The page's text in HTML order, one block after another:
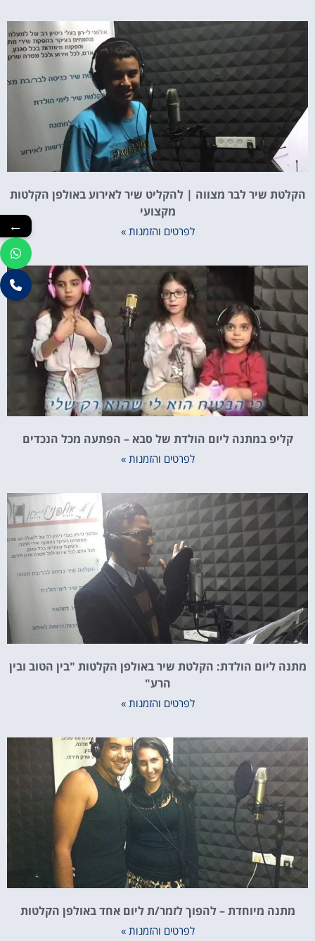
הקלטת שיר לבר מצווה | להקליט שיר לאירוע באולפן הקלטות
מקצועי
לפרטים והזמנות »
קליפ במתנה ליום הולדת של סבא – הפתעה מכל הנכדים
לפרטים והזמנות »
מתנה ליום הולדת: הקלטת שיר באולפן הקלטות "בין הטוב ובין
הרע"
לפרטים והזמנות »
מתנה מיוחדת – להפוך לזמר/ת ליום אחד באולפן הקלטות
לפרטים והזמנות »
←